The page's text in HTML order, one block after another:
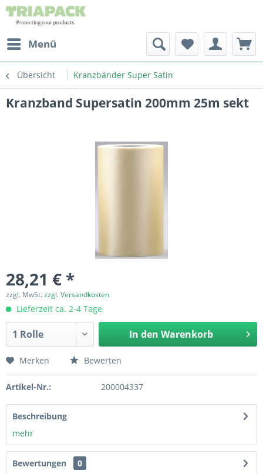
Menü
Übersicht Kranzbänder Super Satin
Kranzband Supersatin 200mm 25m sekt
28,21 € *
zzgl. MwSt.zzgl. Versandkosten
Lieferzeit ca. 2-4 Tage
In den Warenkorb
Merken Bewerten
Artikel-Nr.: 200004337
Beschreibung
mehr
Bewertungen
0